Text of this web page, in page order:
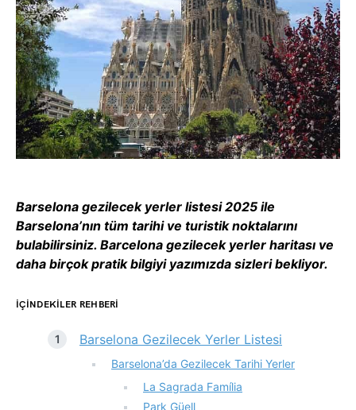
Barselona gezilecek yerler listesi 2025 ile
Barselona’nın tüm tarihi ve turistik noktalarını
bulabilirsiniz. Barcelona gezilecek yerler haritası ve
daha birçok pratik bilgiyi yazımızda sizleri bekliyor.
İÇİNDEKİLER REHBERİ
Barselona Gezilecek Yerler Listesi
Barselona’da Gezilecek Tarihi Yerler
La Sagrada Família
Park Güell